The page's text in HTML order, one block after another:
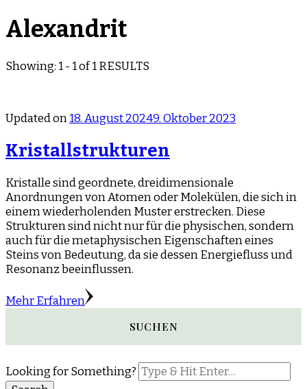
Alexandrit
Showing: 1 - 1 of 1 RESULTS
Updated on18. August 20249. Oktober 2023
Kristallstrukturen
Kristalle sind geordnete, dreidimensionale
Anordnungen von Atomen oder Molekülen, die sich in
einem wiederholenden Muster erstrecken. Diese
Strukturen sind nicht nur für die physischen, sondern
auch für die metaphysischen Eigenschaften eines
Steins von Bedeutung, da sie dessen Energiefluss und
Resonanz beeinflussen.
Mehr Erfahren
SUCHEN
Looking for Something?